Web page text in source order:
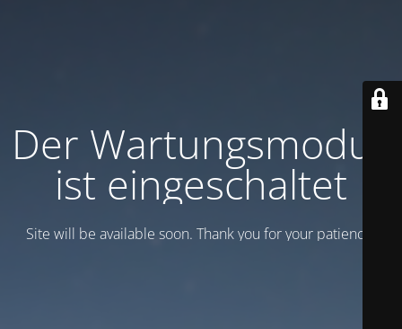
Der Wartungsmodus
ist eingeschaltet
Site will be available soon. Thank you for your patience!